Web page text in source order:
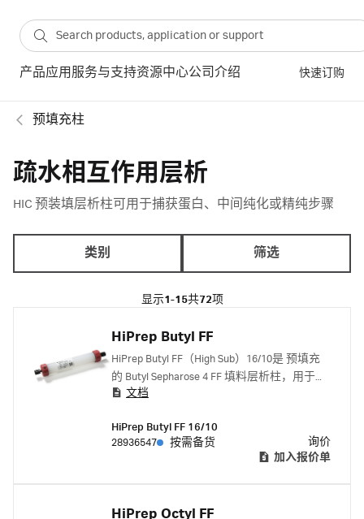
产品应用 服务与支持资源中心公司介绍 快速订购
预填充柱
疏水相互作用层析
HIC 预装填层析柱可用于捕获蛋白、中间纯化或精纯步骤
类别 筛选
显示1-15共72项
HiPrep Butyl FF
HiPrep Butyl FF（High Sub）16/10是 预填充
的 Butyl Sepharose 4 FF 填料层析柱，用于疏
水层析 (HIC)。该层析柱设计用于初始纯化和
文档
HiPrep Butyl FF 16/10
28936547
按需备货
询价
加入报价单
HiPrep Octyl FF